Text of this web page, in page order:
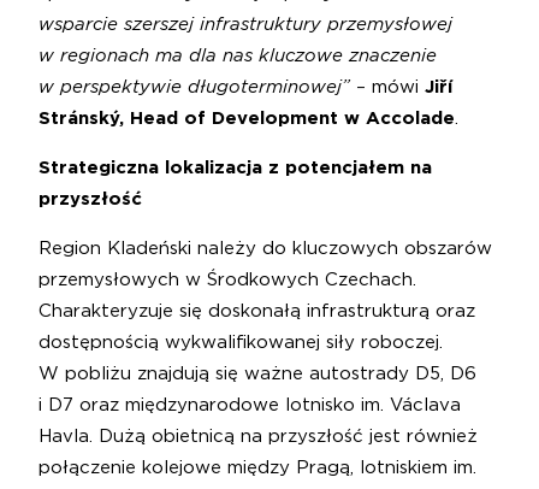
wsparcie szerszej infrastruktury przemysłowej
w regionach ma dla nas kluczowe znaczenie
w perspektywie długoterminowej” – mówi Jiří
Stránský, Head of Development w Accolade.
Strategiczna lokalizacja z potencjałem na
przyszłość
Region Kladeński należy do kluczowych obszarów
przemysłowych w Środkowych Czechach.
Charakteryzuje się doskonałą infrastrukturą oraz
dostępnością wykwalifikowanej siły roboczej.
W pobliżu znajdują się ważne autostrady D5, D6
i D7 oraz międzynarodowe lotnisko im. Václava
Havla. Dużą obietnicą na przyszłość jest również
połączenie kolejowe między Pragą, lotniskiem im.